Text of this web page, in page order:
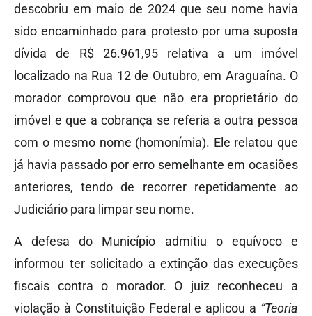
descobriu em maio de 2024 que seu nome havia
sido encaminhado para protesto por uma suposta
dívida de R$ 26.961,95 relativa a um imóvel
localizado na Rua 12 de Outubro, em Araguaína. O
morador comprovou que não era proprietário do
imóvel e que a cobrança se referia a outra pessoa
com o mesmo nome (homonímia). Ele relatou que
já havia passado por erro semelhante em ocasiões
anteriores, tendo de recorrer repetidamente ao
Judiciário para limpar seu nome.
A defesa do Município admitiu o equívoco e
informou ter solicitado a extinção das execuções
fiscais contra o morador. O juiz reconheceu a
violação à Constituição Federal e aplicou a “Teoria